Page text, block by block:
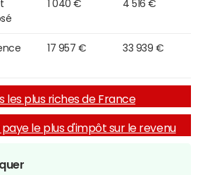
1 040 € 4 516 €
17 957 € 33 939 €
les plus riches de France
paye le plus d'impôt sur le revenu